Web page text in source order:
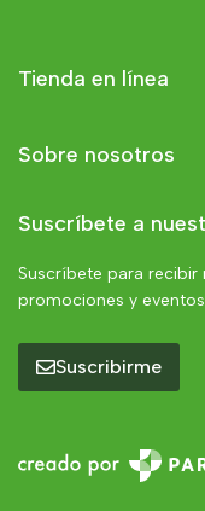
Tienda en línea
Sobre nosotros
Suscríbete a
Suscríbete para
promociones y
Suscribirme